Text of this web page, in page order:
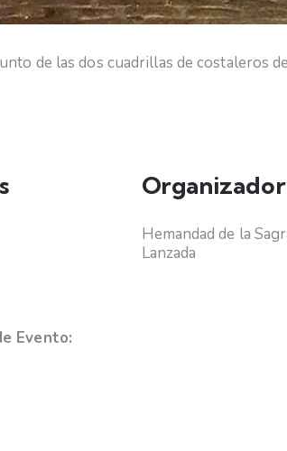
de las dos cuadrillas de costaleros
Evento:
Organizador
Hemandad de la
Lanzada